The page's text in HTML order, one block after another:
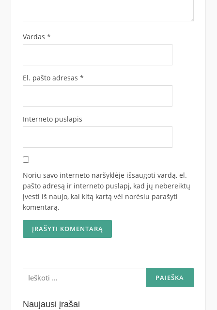
Vardas *
El. pašto adresas *
Interneto puslapis
Noriu savo interneto naršyklėje išsaugoti vardą, el.
pašto adresą ir interneto puslapį, kad jų nebereiktų
įvesti iš naujo, kai kitą kartą vėl norėsiu parašyti
komentarą.
Ieškoti:
Naujausi įrašai